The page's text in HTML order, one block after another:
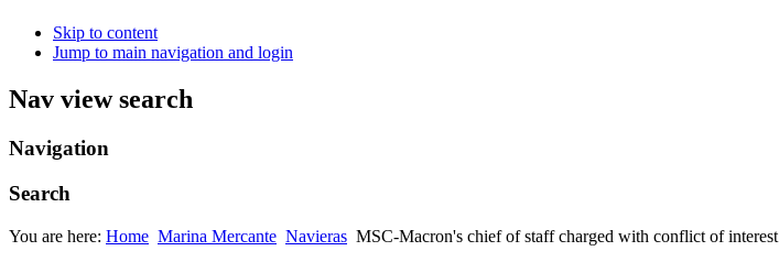
Skip to content
Jump to main navigation and login
Nav view search
Navigation
Search
You are here: Home Marina Mercante Navieras MSC-Macron's chief of staff charged with conflict of interest